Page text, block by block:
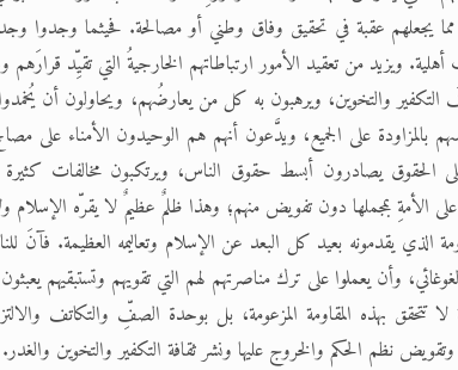
مما يجعلهم عقبة في تحقيق وفاق وطني أو مصالحة. فحيثما وجدوا
ويزيد من تعقيد الأمور ارتباطاتهم الخارجيةُ التي تقيِّد قرارَهم
التكفير والتخوين، ويرهبون به كل من يعارضُهم، ويحاولون أن
بالمزاودة على الجميع، ويدَّعون أنهم هم الوحيدون الأمناء على
الحقوق يصادرون أبسط حقوق الناس، ويرتكبون مخالفات كثيرة
الأمةِ بمجملها دون تفويض منهم؛ وهذا ظلمٌ عظيمٌ لا يقرّه الإسلام
الذي يقدمونه بعيد كل البعد عن الإسلام وتعاليمه العظيمة. فآنَ
وأن يعملوا على ترك مناصرتهم لهم التي تقويهم وتستبقيهم
لا تتحقق بهذه المقاومة المزعومة، بل بوحدة الصفِّ والتكاتف
نظم الحكم والخروج عليها ونشر ثقافة التكفير والتخوين والغدر.